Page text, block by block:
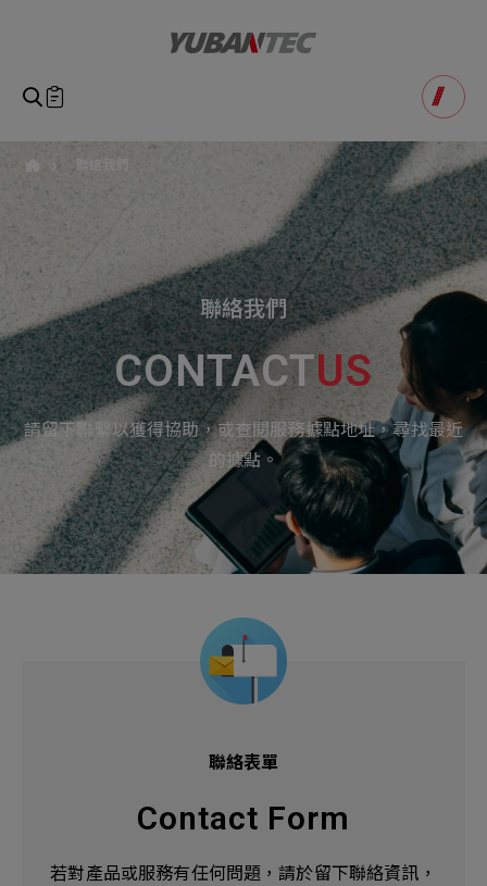
SEARCH
聯絡我們
我們的業務服務
Machinery Materials
機材事業群
Electronics
電子事業群
聯絡我們
聯絡我們
CONTACTUS
請留下聯繫以獲得協助，或查閱服務據點地址，尋找最近
的據點。
聯絡表單
Contact Form
若對產品或服務有任何問題，請於留下聯絡資訊，
Product Consultation
如您有興趣得產品想要了解，請填寫以下表單，我們誠摯
的歡迎您的訊息
1
STEP
Select 選擇諮詢產品
Machinery Materials
機材事業群
Total0
新增項目
Electronics Business
電子事業群
即將送出諮詢表單
Submit Form
請確認填寫資訊是否正確
姓名
稱謂
公司名稱
聯繫電話
Email
主旨
其他問題
Projects Consulted您諮詢的項目 Total0